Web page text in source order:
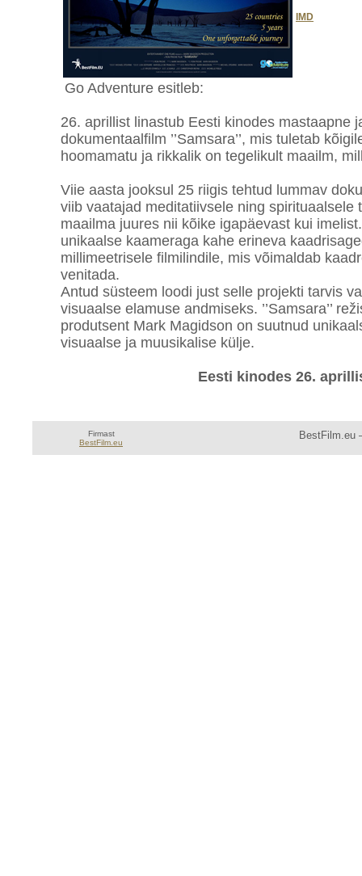
IMD
Go Adventure esitleb:
26. aprillist linastub Eesti kinodes mastaapne
dokumentaalfilm ’’Samsara’’, mis tuletab
hoomamatu ja rikkalik on tegelikult maailm,
Viie aasta jooksul 25 riigis tehtud lummav
viib vaatajad meditatiivsele ning spirituaalsele
maailma juures nii kõike igapäevast kui
unikaalse kaameraga kahe erineva
millimeetrisele filmilindile, mis võimaldab
venitada.
Antud süsteem loodi just selle projekti tarvis
visuaalse elamuse andmiseks. ’’Samsara’’
produtsent Mark Magidson on suutnud
visuaalse ja muusikalise külje.
Eesti kinodes 26.
Firmast
BestFilm.eu
BestFilm.eu